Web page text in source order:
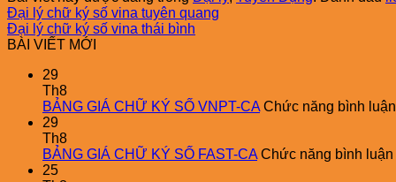
Đại lý chữ ký số vina tuyên quang
Đại lý chữ ký số vina thái bình
BÀI VIẾT MỚI
29
Th8
BẢNG GIÁ CHỮ KÝ SỐ VNPT-CA Chức năng bình
29
Th8
BẢNG GIÁ CHỮ KÝ SỐ FAST-CA Chức năng bình luận
25